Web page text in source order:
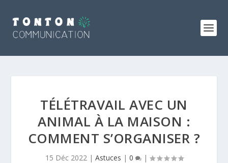
TÉLÉTRAVAIL AVEC UN
ANIMAL À LA MAISON :
COMMENT S’ORGANISER ?
15 Déc 2022| Astuces | 0 |